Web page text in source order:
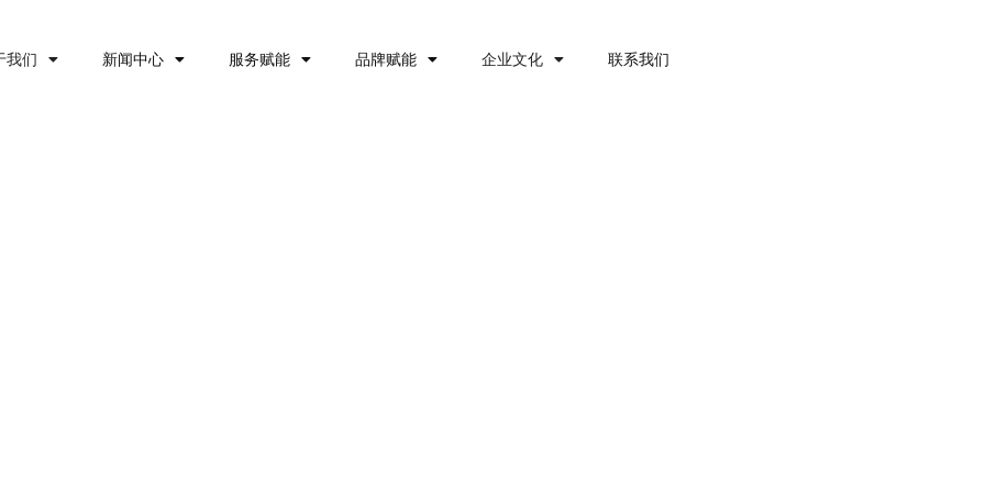
我们 新闻中心 服务赋能 品牌赋能 企业文化 联系我们